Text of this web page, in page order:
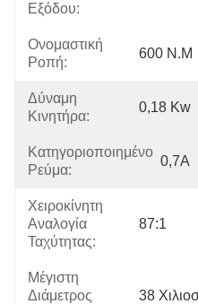
Εξόδου:
Ονομαστική
Ροπή:
600 N.m
Δύναμη
Κινητήρα:
0,18 Kw
Κατηγοριοποιημένο
Ρεύμα:
0,7Α
Χειροκίνητη
Αναλογία
Ταχύτητας:
87:1
Μέγιστη
Διάμετρος
38